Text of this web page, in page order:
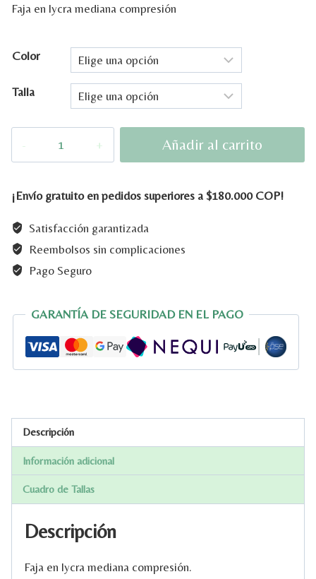
Faja en lycra mediana compresión
Color
Talla
cantidad
Añadir al carrito
¡Envío gratuito en pedidos superiores a $180.000 COP!
Satisfacción garantizada
Reembolsos sin complicaciones
Pago Seguro
GARANTÍA DE SEGURIDAD EN EL PAGO
Descripción
Información adicional
Cuadro de Tallas
Descripción
Faja en lycra mediana compresión.